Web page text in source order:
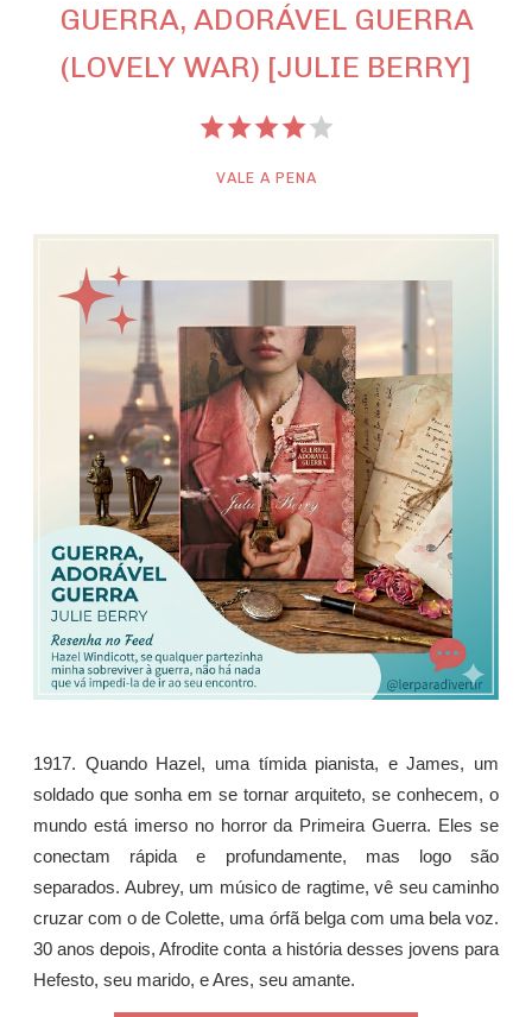
GUERRA, ADORÁVEL GUERRA
(LOVELY WAR) [JULIE BERRY]
VALE A PENA
1917. Quando Hazel, uma tímida pianista, e James, um
soldado que sonha em se tornar arquiteto, se conhecem, o
mundo está imerso no horror da Primeira Guerra. Eles se
conectam rápida e profundamente, mas logo são
separados. Aubrey, um músico de ragtime, vê seu caminho
cruzar com o de Colette, uma órfã belga com uma bela voz.
30 anos depois, Afrodite conta a história desses jovens para
Hefesto, seu marido, e Ares, seu amante.